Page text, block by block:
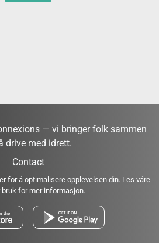
— vi bringer folk sammen
drive med idrett.
Contact
for å optimalisere opplevelsen din. Les våre
brukfor mer informasjon.